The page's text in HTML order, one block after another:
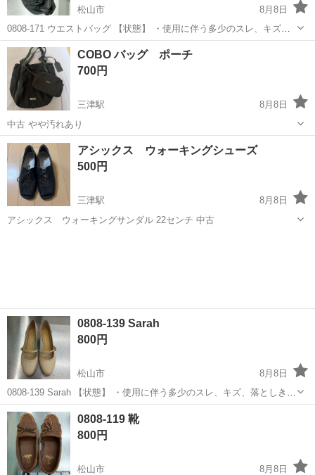
松山市
8月8日
0808-171 ウエストバッグ 【状態】 ・使用に伴う多少のスレ、キズ、
落としきれない汚れなどございます ・詳細は現地でご確認ください ・
お値引きは出来かねますのでご了承願います ※中古品のため、状態に
つ...
愛媛 松山市 現地
COBO バッグ ポーチ
700円
三津駅
8月8日
中古 やや汚れあり
愛媛 松山市 三津駅 バッグ
アシックス ウォーキングシューズ
500円
三津駅
8月8日
アシックス ウォーキングサンダル 22センチ 中古
0808-139 Sarah
800円
松山市
8月8日
0808-139 Sarah 【状態】 ・使用に伴う多少のスレ、キズ、落としきれ
ない汚れなどございます ・詳細は現地でご確認ください ・お値引きは
出来かねますのでご了承願います ※中古品のため、状態について...
愛媛 松山市 現地
0808-119 靴
800円
松山市
8月8日